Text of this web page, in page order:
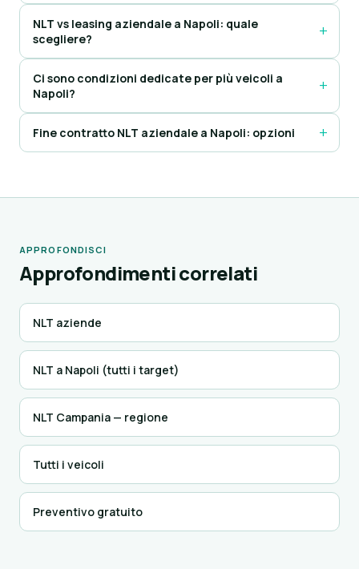
NLT vs leasing aziendale a Napoli: quale
scegliere?
Ci sono condizioni dedicate per più veicoli a
Napoli?
Fine contratto NLT aziendale a Napoli: opzioni
APPROFONDISCI
Approfondimenti correlati
NLT aziende
NLT a Napoli (tutti i target)
NLT Campania — regione
Tutti i veicoli
Preventivo gratuito